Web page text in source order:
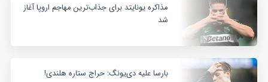
مذاکره یونایتد برای جذاب‌ترین مهاجم اروپا آغاز
شد
بارسا علیه دی‌یونگ: حراج ستاره هلندی!